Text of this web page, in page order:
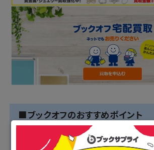
■ブックオフのおすすめポイント
・1度に19箱までの大量集荷が可能
・送料・手数料がすべて無料